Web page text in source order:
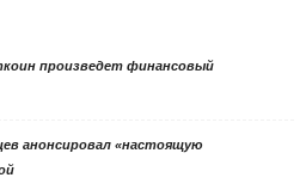
произведет финансовый
анонсировал «настоящую